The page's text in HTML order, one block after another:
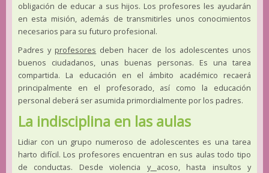
obligación de educar a sus hijos. Los profesores les ayudarán
en esta misión, además de transmitirles unos conocimientos
necesarios para su futuro profesional.
Padres y profesores deben hacer de los adolescentes unos
buenos ciudadanos, unas buenas personas. Es una tarea
compartida. La educación en el ámbito académico recaerá
principalmente en el profesorado, así como la educación
personal deberá ser asumida primordialmente por los padres.
La indisciplina en las aulas
Lidiar con un grupo numeroso de adolescentes es una tarea
harto difícil. Los profesores encuentran en sus aulas todo tipo
de conductas. Desde violencia y
acoso, hasta insultos y